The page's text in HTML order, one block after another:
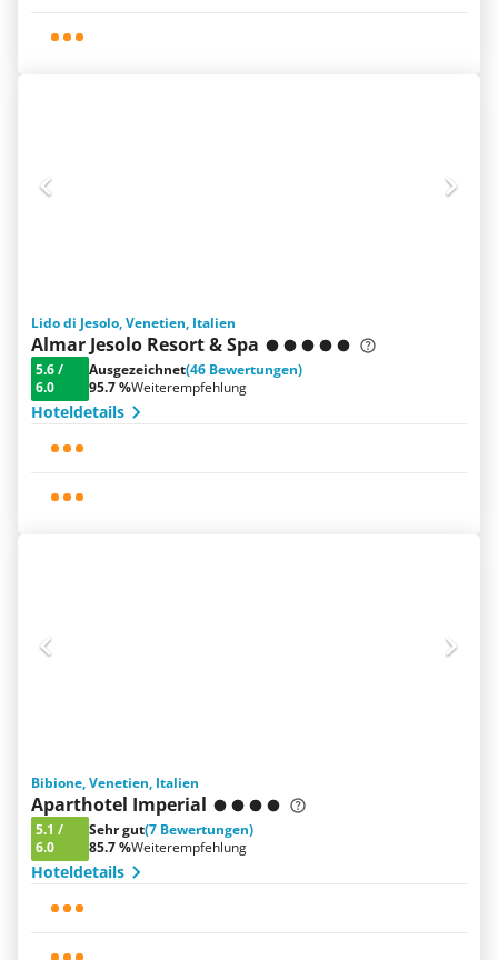
Lido di Jesolo, Venetien, Italien
Almar Jesolo Resort & Spa
5.6/
6.0
Ausgezeichnet(46 Bewertungen)
95.7 %Weiterempfehlung
Hoteldetails
Bibione, Venetien, Italien
Aparthotel Imperial
5.1 /
6.0
Sehr gut(7 Bewertungen)
85.7 %Weiterempfehlung
Hoteldetails